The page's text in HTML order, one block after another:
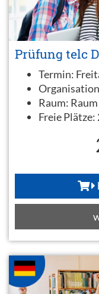
Prüfung telc
Termin:
Raum:
Freie Plätze: